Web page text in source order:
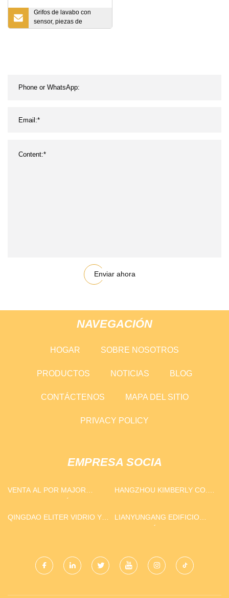
Grifos de lavabo con
sensor, piezas de
accesorios gratuitas para
Enviar ahora
NAVEGACIÓN
HOGAR SOBRE NOSOTROS
PRODUCTOS NOTICIAS BLOG
CONTÁCTENOS MAPA DEL SITIO
PRIVACY POLICY
EMPRESA SOCIA
VENTA AL POR MAJOR
HANGZHOU KIMBERLY CO.,
QINGDAO ELITER VIDRIO Y
LIANYUNGANG EDIFICIO